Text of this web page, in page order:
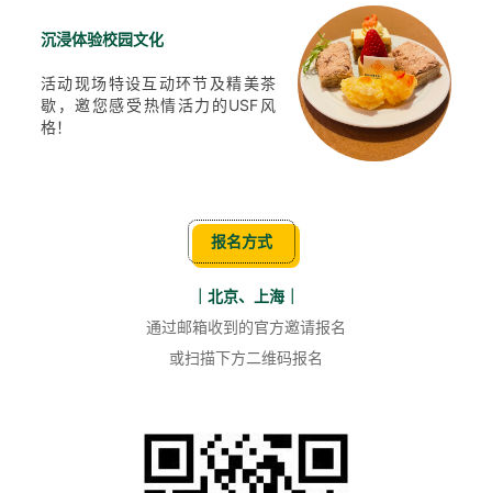
沉浸体验校园文化
活动现场特设互动环节及精美茶
歇，邀您感受热情活力的USF风
格！
报名方式
｜北京、上海｜
通过邮箱收到的官方邀请报名
或扫描下方二维码报名